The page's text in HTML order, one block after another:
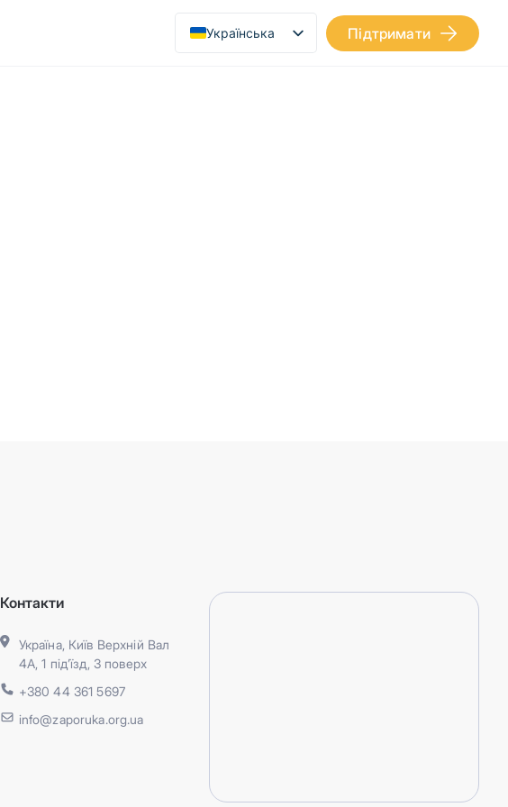
Українська
Підтримати
Контакти
Україна, Київ Верхній Вал
4А, 1 під’їзд, 3 поверх
+380 44 361 5697
info@zaporuka.org.ua